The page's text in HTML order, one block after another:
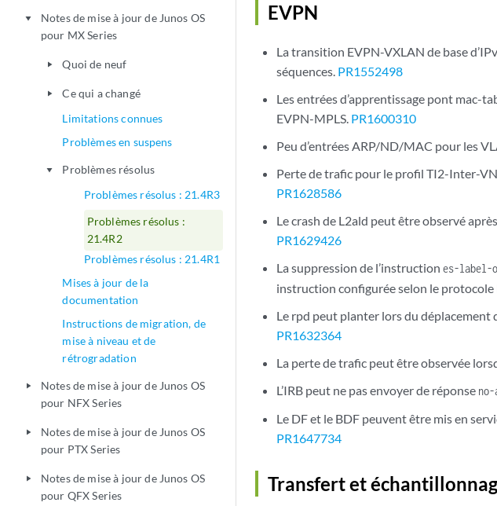
play_arrow
Notes de mise à jour de Junos OS
pour MX Series
play_arrow Quoi de neuf
play_arrow
Ce qui a changé
Limitations connues
Problèmes en suspens
play_arrow
Problèmes résolus
Problèmes résolus : 21.4R3
Problèmes résolus :
21.4R2
Problèmes résolus : 21.4R1
Mises à jour de la
documentation
Instructions de migration, de
mise à niveau et de
rétrogradation
play_arrow
Notes de mise à jour de Junos OS
pour NFX Series
play_arrow
Notes de mise à jour de Junos OS
pour PTX Series
play_arrow
Notes de mise à jour de Junos OS
pour QFX Series
EVPN
La transition EVPN-VXLAN de base
séquences. PR1552498
Les entrées d’apprentissage pont mac-
EVPN-MPLS. PR1600310
Peu d’entrées ARP/ND/MAC pour les
Perte de trafic pour le profil TI2-Inter-
PR1628586
Le crash de L2ald peut être observé
PR1629426
La suppression de l’instructiones-label-
instruction configurée selon le protocole
Le rpd peut planter lors du déplacement
PR1632364
La perte de trafic peut être observée
L’IRB peut ne pas envoyer de réponse
Le DF et le BDF peuvent être mis en
PR1647734
Transfert et